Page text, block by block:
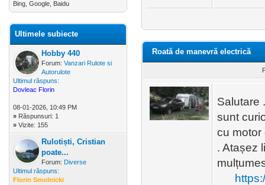
Bing, Google, Baidu
Ultimele subiecte
Hobby 440
Forum: Vanzari Rulote si
Autorulote
Ultimul răspuns:
Dovleac Florin
08-01-2026, 10:49 PM
» Răspunsuri: 1
» Vizite: 155
Rulotiști, Cristian
poate...
Forum: Diverse
Ultimul răspuns:
Florin Smolnicki
Roată de manevră electrică
Salutare
sunt
cu motor
. Atașez